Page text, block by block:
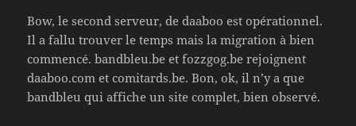
Bow, le second serveur, de daaboo est opérationnel.
Il a fallu trouver le temps mais la migration à bien
commencé. bandbleu.be et fozzgog.be rejoignent
daaboo.com et comitards.be. Bon, ok, il n’y a que
bandbleu qui affiche un site complet, bien observé.